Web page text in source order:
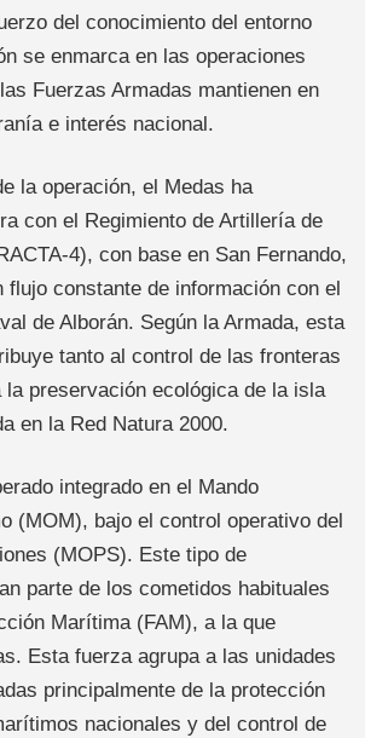
del conocimiento del entorno
se enmarca en las operaciones
Fuerzas Armadas mantienen en
e interés nacional.
la operación, el Medas ha
con el Regimiento de Artillería de
4), con base en San Fernando,
flujo constante de información con el
de Alborán. Según la Armada, esta
tanto al control de las fronteras
preservación ecológica de la isla
en la Red Natura 2000.
integrado en el Mando
(MOM), bajo el control operativo del
(MOPS). Este tipo de
parte de los cometidos habituales
Marítima (FAM), a la que
Esta fuerza agrupa a las unidades
principalmente de la protección
nacionales y del control de